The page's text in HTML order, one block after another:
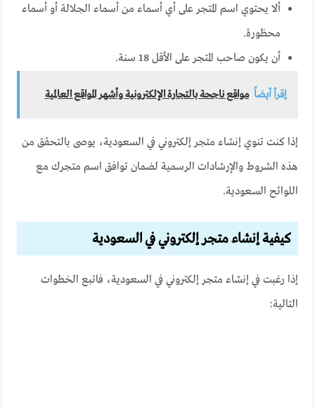
ألا يحتوي اسم المتجر على أي أسماء من أسماء الجلالة أو أسماء
محظورة.
أن يكون صاحب المتجر على الأقل 18 سنة.
إقرأ أيضاً مواقع ناجحة بالتجارة الإلكترونية وأشهر المواقع العالمية
إذا كنت تنوي إنشاء متجر إلكتروني في السعودية، يوصى بالتحقق من
هذه الشروط والإرشادات الرسمية لضمان توافق اسم متجرك مع
اللوائح السعودية.
كيفية إنشاء متجر إلكتروني في السعودية
إذا رغبت في إنشاء متجر إلكتروني في السعودية، فاتبع الخطوات
التالية: